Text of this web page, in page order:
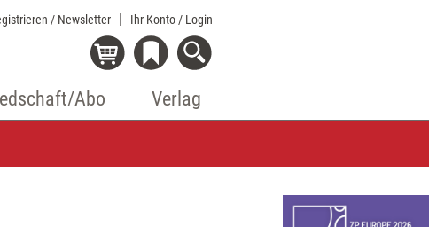
/ Newsletter Ihr Konto / Login
Abo Verlag